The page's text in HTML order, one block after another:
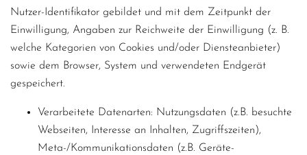
Nutzer-Identifikator gebildet und mit dem Zeitpunkt der
Einwilligung, Angaben zur Reichweite der Einwilligung (z. B.
welche Kategorien von Cookies und/oder Diensteanbieter)
sowie dem Browser, System und verwendeten Endgerät
gespeichert.
Verarbeitete Datenarten: Nutzungsdaten (z.B. besuchte
Webseiten, Interesse an Inhalten, Zugriffszeiten),
Meta-/Kommunikationsdaten (z.B. Geräte-